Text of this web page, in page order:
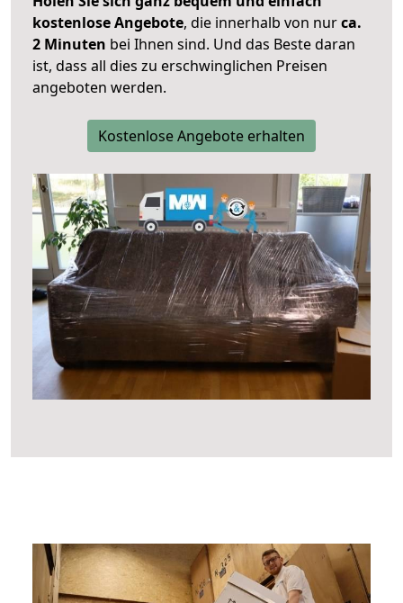
kostenlose Angebote, die innerhalb von nurca.
2 Minuten bei Ihnen sind. Und das Beste daran
ist, dass all dies zu erschwinglichen Preisen
angeboten werden.
Kostenlose Angebote erhalten